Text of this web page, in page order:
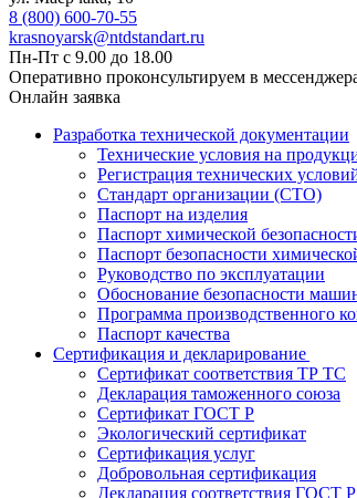
8 (800) 600-70-55
krasnoyarsk@ntdstandart.ru
Пн-Пт с 9.00 до 18.00
Оперативно проконсультируем в
Онлайн заявка
Разработка технической документации
Технические условия на
Регистрация технических
Стандарт организации (СТО)
Паспорт на изделия
Паспорт химической
Паспорт безопасности
Руководство по эксплуатации
Обоснование безопасности
Программа производственного
Паспорт качества
Сертификация и декларирование
Сертификат соответствия ТР ТС
Декларация таможенного союза
Сертификат ГОСТ Р
Экологический сертификат
Сертификация услуг
Добровольная сертификация
Декларация соответствия ГОСТ Р